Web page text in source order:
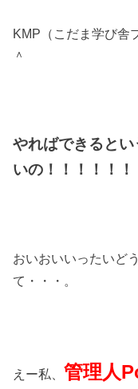
KMP（こだま学び舎
＾
やればできると
いの！！！！！！
おいおいいったいど
て・・・。
えー私、 管理人